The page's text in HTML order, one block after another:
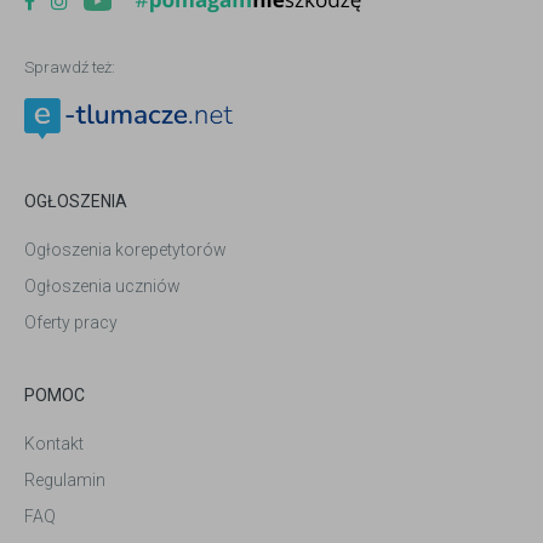
Sprawdź też:
OGŁOSZENIA
Ogłoszenia korepetytorów
Ogłoszenia uczniów
Oferty pracy
POMOC
Kontakt
Regulamin
FAQ